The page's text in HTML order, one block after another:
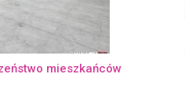
mieszkańców